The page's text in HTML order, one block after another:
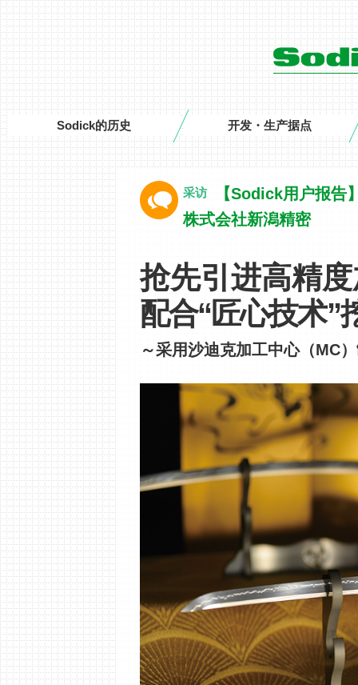
Sodick的历史 开发・生产据点
采访
【Sodick用户报告
株式会社新潟精密
抢先引进高精
配合“匠心技术”
～采用沙迪克加工中心（MC